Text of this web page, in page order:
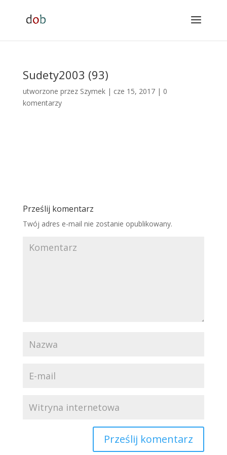
Sudety2003 (93)
utworzone przez Szymek| cze 15, 2017| 0
komentarzy
Prześlij komentarz
Twój adres e-mail nie zostanie opublikowany.